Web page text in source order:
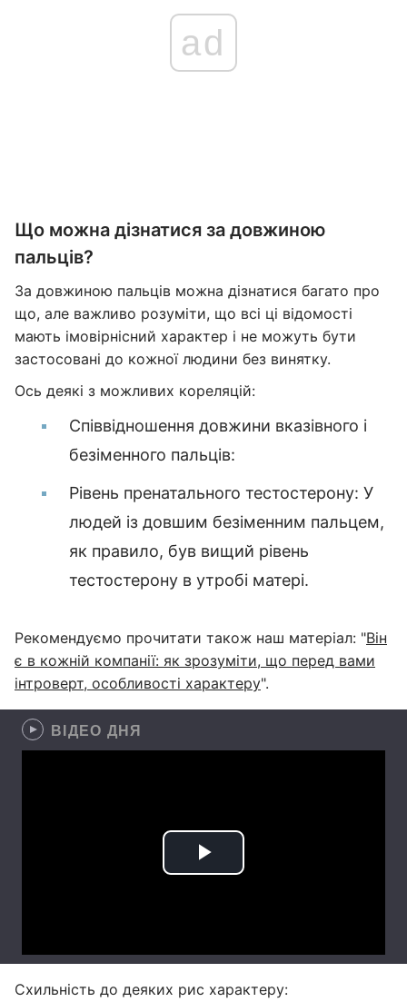
ad
Що можна дізнатися за довжиною
пальців?
За довжиною пальців можна дізнатися багато про
що, але важливо розуміти, що всі ці відомості
мають імовірнісний характер і не можуть бути
застосовані до кожної людини без винятку.
Ось деякі з можливих кореляцій:
Співвідношення довжини вказівного і
безіменного пальців:
Рівень пренатального тестостерону: У
людей із довшим безіменним пальцем,
як правило, був вищий рівень
тестостерону в утробі матері.
Рекомендуємо прочитати також наш матеріал: "Він
є в кожній компанії: як зрозуміти, що перед вами
інтроверт, особливості характеру".
ВІДЕО ДНЯ
Схильність до деяких рис характеру: